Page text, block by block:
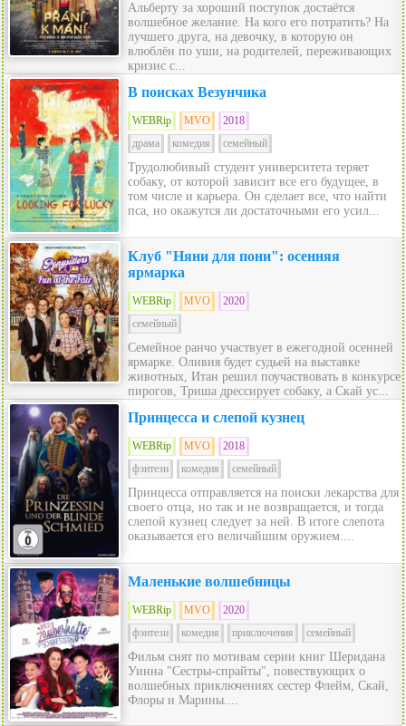
Альберту за хороший поступок достаётся
волшебное желание. На кого его потратить? На
лучшего друга, на девочку, в которую он
влюблён по уши, на родителей, переживающих
кризис с...
В поисках Везунчика
WEBRip MVO
2018
драма
комедия семейный
Трудолюбивый студент университета теряет
собаку, от которой зависит все его будущее, в
том числе и карьера. Он сделает все, что найти
пса, но окажутся ли достаточными его усил...
Клуб "Няни для пони": осенняя
ярмарка
WEBRip MVO
2020
семейный
Семейное ранчо участвует в ежегодной осенней
ярмарке. Оливия будет судьей на выставке
животных, Итан решил поучаствовать в конкурсе
пирогов, Триша дрессирует собаку, а Скай ус...
Принцесса и слепой кузнец
WEBRip MVO
2018
фэнтези
комедия семейный
Принцесса отправляется на поиски лекарства для
своего отца, но так и не возвращается, и тогда
слепой кузнец следует за ней. В итоге слепота
оказывается его величайшим оружием....
Маленькие волшебницы
WEBRip MVO
2020
фэнтези
комедия приключения семейный
Фильм снят по мотивам серии книг Шеридана
Уинна "Сестры-спрайты", повествующих о
волшебных приключениях сестер Флейм, Скай,
Флоры и Марины....